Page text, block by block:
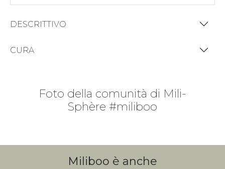
DESCRITTIVO
CURA
Foto della comunità di Mili-
Sphère #miliboo
Miliboo è anche